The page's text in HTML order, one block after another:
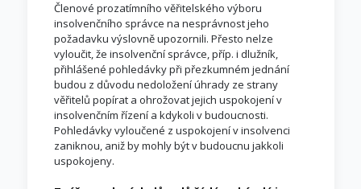
Členové prozatímního věřitelského výboru
insolvenčního správce na nesprávnost jeho
požadavku výslovně upozornili. Přesto nelze
vyloučit, že insolvenční správce, příp. i dlužník,
přihlášené pohledávky při přezkumném jednání
budou z důvodu nedoložení úhrady ze strany
věřitelů popírat a ohrožovat jejich uspokojení v
insolvenčním řízení a kdykoli v budoucnosti.
Pohledávky vyloučené z uspokojení v insolvenci
zaniknou, aniž by mohly být v budoucnu jakkoli
uspokojeny.